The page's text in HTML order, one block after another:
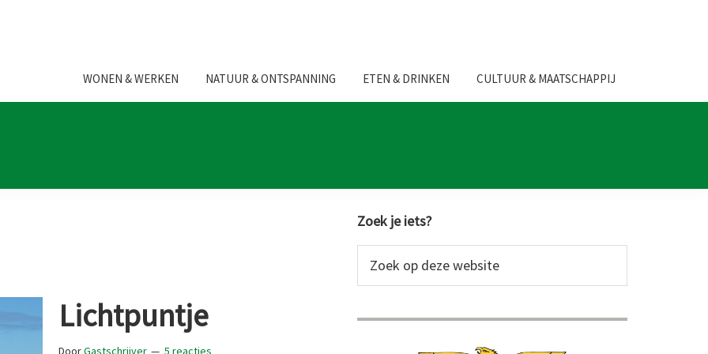
WONEN & WERKEN NATUUR & ONTSPANNING ETEN & DRINKEN CULTUUR & MAATSCHAPPIJ
Lichtpuntje
DoorGastschrijver
5 reacties
Primaire
Sidebar
Zoek je iets?
op
website